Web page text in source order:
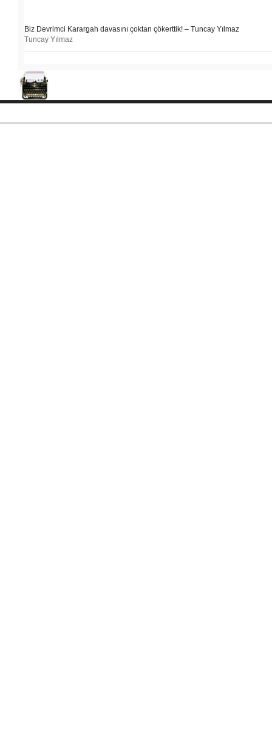
Biz Devrimci Karargah davasını çoktan çökerttik! – Tuncay Yılmaz
Tuncay Yılmaz